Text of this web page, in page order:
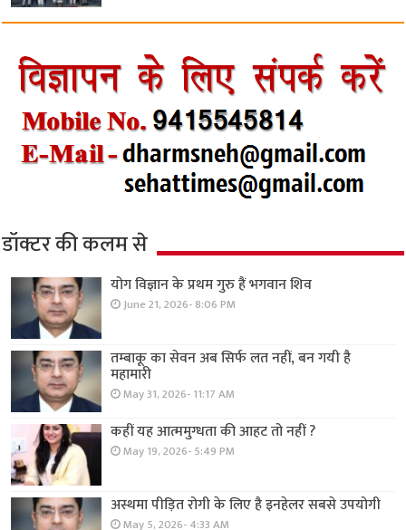
डॉक्टर की कलम से
योग विज्ञान के प्रथम गुरु हैं भगवान शिव
June 21, 2026- 8:06 PM
तम्बाकू का सेवन अब सिर्फ लत नहीं, बन गयी है
महामारी
May 31, 2026- 11:17 AM
कहीं यह आत्ममुग्धता की आहट तो नहीं ?
May 19, 2026- 5:49 PM
अस्थमा पीड़ित रोगी के लिए है इनहेलर सबसे उपयोगी
May 5, 2026- 4:33 AM